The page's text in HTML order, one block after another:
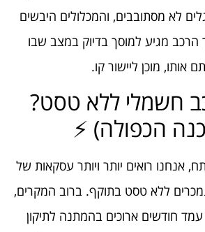
לא מסתובבים, והמכלולים היבשים
מגיע למוסך בדיוק במצב שבו
אותו, מוכן ליישור קו.
חשמלי ללא טסט?
הכפולה) ⚡
2 המתפתח, אנחנו רואים יותר ויותר עסקאות של
ללא טסט בתוקף. ברוב המקרים,
חודשים ארוכים בהמתנה לתיקון